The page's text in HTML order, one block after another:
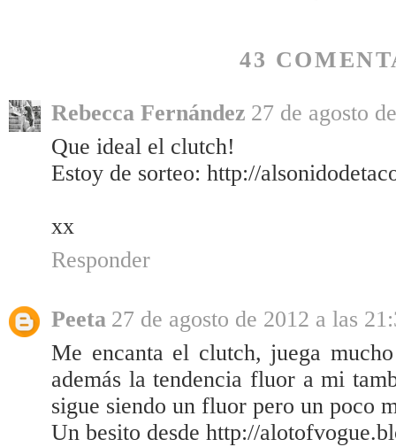
43
Rebecca Fernández 27 de agosto
Que ideal el clutch!
Estoy de sorteo: http://
xx
Responder
Peeta 27 de agosto de 2012 a las
Me encanta el clutch, juega
además la tendencia fluor a mi
sigue siendo un fluor pero un poco
Un besito desde http://